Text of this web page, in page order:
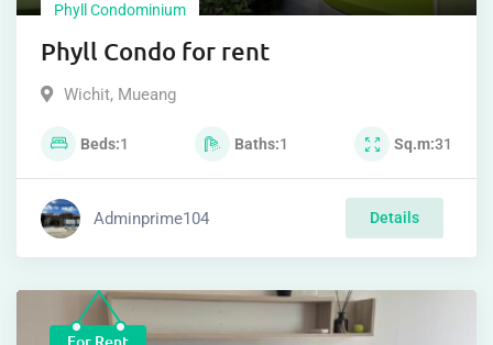
Phyll Condominium
Phyll Condo for rent
Wichit, Mueang
Beds 1 Baths 1 Sq.m 31
Adminprime104 Details